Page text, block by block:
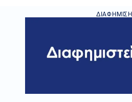
ΔΙΑΦΉΜΙΣΗ